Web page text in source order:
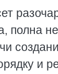
полна
и